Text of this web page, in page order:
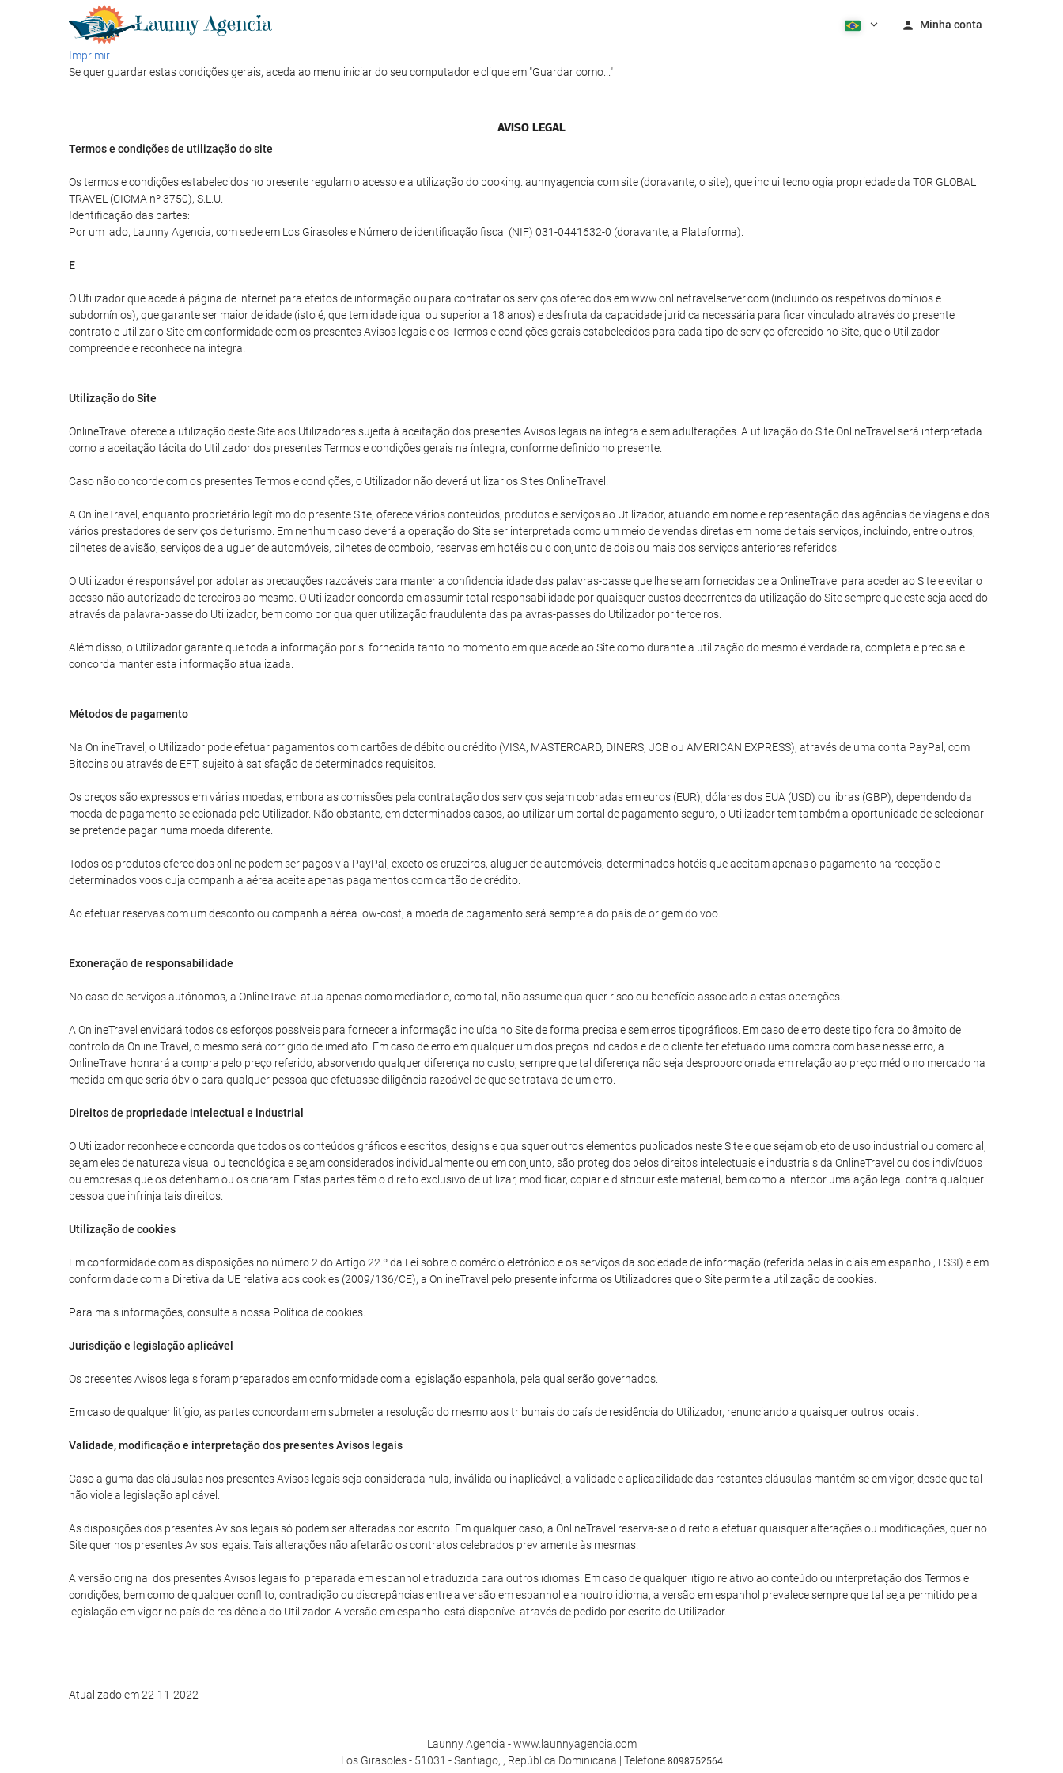
Minha conta
Imprimir
Se quer guardar estas condições gerais, aceda ao menu iniciar do seu computador e clique em "Guardar como..."
AVISO LEGAL
Termos e condições de utilização do site
Os termos e condições estabelecidos no presente regulam o acesso e a utilização do booking.launnyagencia.com site (doravante, o site), que inclui tecnologia propriedade da TOR GLOBAL
TRAVEL (CICMA nº 3750), S.L.U.
Identificação das partes:
Por um lado, Launny Agencia, com sede em Los Girasoles e Número de identificação fiscal (NIF) 031-0441632-0 (doravante, a Plataforma).
E
O Utilizador que acede à página de internet para efeitos de informação ou para contratar os serviços oferecidos em www.onlinetravelserver.com (incluindo os respetivos domínios e
subdomínios), que garante ser maior de idade (isto é, que tem idade igual ou superior a 18 anos) e desfruta da capacidade jurídica necessária para ficar vinculado através do presente
contrato e utilizar o Site em conformidade com os presentes Avisos legais e os Termos e condições gerais estabelecidos para cada tipo de serviço oferecido no Site, que o Utilizador
compreende e reconhece na íntegra.
Utilização do Site
OnlineTravel oferece a utilização deste Site aos Utilizadores sujeita à aceitação dos presentes Avisos legais na íntegra e sem adulterações. A utilização do Site OnlineTravel será interpretada
como a aceitação tácita do Utilizador dos presentes Termos e condições gerais na íntegra, conforme definido no presente.
Caso não concorde com os presentes Termos e condições, o Utilizador não deverá utilizar os Sites OnlineTravel.
A OnlineTravel, enquanto proprietário legítimo do presente Site, oferece vários conteúdos, produtos e serviços ao Utilizador, atuando em nome e representação das agências de viagens e dos
vários prestadores de serviços de turismo. Em nenhum caso deverá a operação do Site ser interpretada como um meio de vendas diretas em nome de tais serviços, incluindo, entre outros,
bilhetes de avisão, serviços de aluguer de automóveis, bilhetes de comboio, reservas em hotéis ou o conjunto de dois ou mais dos serviços anteriores referidos.
O Utilizador é responsável por adotar as precauções razoáveis para manter a confidencialidade das palavras-passe que lhe sejam fornecidas pela OnlineTravel para aceder ao Site e evitar o
acesso não autorizado de terceiros ao mesmo. O Utilizador concorda em assumir total responsabilidade por quaisquer custos decorrentes da utilização do Site sempre que este seja acedido
através da palavra-passe do Utilizador, bem como por qualquer utilização fraudulenta das palavras-passes do Utilizador por terceiros.
Além disso, o Utilizador garante que toda a informação por si fornecida tanto no momento em que acede ao Site como durante a utilização do mesmo é verdadeira, completa e precisa e
concorda manter esta informação atualizada.
Métodos de pagamento
Na OnlineTravel, o Utilizador pode efetuar pagamentos com cartões de débito ou crédito (VISA, MASTERCARD, DINERS, JCB ou AMERICAN EXPRESS), através de uma conta PayPal, com
Bitcoins ou através de EFT, sujeito à satisfação de determinados requisitos.
Os preços são expressos em várias moedas, embora as comissões pela contratação dos serviços sejam cobradas em euros (EUR), dólares dos EUA (USD) ou libras (GBP), dependendo da
moeda de pagamento selecionada pelo Utilizador. Não obstante, em determinados casos, ao utilizar um portal de pagamento seguro, o Utilizador tem também a oportunidade de selecionar
se pretende pagar numa moeda diferente.
Todos os produtos oferecidos online podem ser pagos via PayPal, exceto os cruzeiros, aluguer de automóveis, determinados hotéis que aceitam apenas o pagamento na receção e
determinados voos cuja companhia aérea aceite apenas pagamentos com cartão de crédito.
Ao efetuar reservas com um desconto ou companhia aérea low-cost, a moeda de pagamento será sempre a do país de origem do voo.
Exoneração de responsabilidade
No caso de serviços autónomos, a OnlineTravel atua apenas como mediador e, como tal, não assume qualquer risco ou benefício associado a estas operações.
A OnlineTravel envidará todos os esforços possíveis para fornecer a informação incluída no Site de forma precisa e sem erros tipográficos. Em caso de erro deste tipo fora do âmbito de
controlo da Online Travel, o mesmo será corrigido de imediato. Em caso de erro em qualquer um dos preços indicados e de o cliente ter efetuado uma compra com base nesse erro, a
OnlineTravel honrará a compra pelo preço referido, absorvendo qualquer diferença no custo, sempre que tal diferença não seja desproporcionada em relação ao preço médio no mercado na
medida em que seria óbvio para qualquer pessoa que efetuasse diligência razoável de que se tratava de um erro.
Direitos de propriedade intelectual e industrial
O Utilizador reconhece e concorda que todos os conteúdos gráficos e escritos, designs e quaisquer outros elementos publicados neste Site e que sejam objeto de uso industrial ou comercial,
sejam eles de natureza visual ou tecnológica e sejam considerados individualmente ou em conjunto, são protegidos pelos direitos intelectuais e industriais da OnlineTravel ou dos indivíduos
ou empresas que os detenham ou os criaram. Estas partes têm o direito exclusivo de utilizar, modificar, copiar e distribuir este material, bem como a interpor uma ação legal contra qualquer
pessoa que infrinja tais direitos.
Utilização de cookies
Em conformidade com as disposições no número 2 do Artigo 22.º da Lei sobre o comércio eletrónico e os serviços da sociedade de informação (referida pelas iniciais em espanhol, LSSI) e em
conformidade com a Diretiva da UE relativa aos cookies (2009/136/CE), a OnlineTravel pelo presente informa os Utilizadores que o Site permite a utilização de cookies.
Para mais informações, consulte a nossa Política de cookies.
Jurisdição e legislação aplicável
Os presentes Avisos legais foram preparados em conformidade com a legislação espanhola, pela qual serão governados.
Em caso de qualquer litígio, as partes concordam em submeter a resolução do mesmo aos tribunais do país de residência do Utilizador, renunciando a quaisquer outros locais .
Validade, modificação e interpretação dos presentes Avisos legais
Caso alguma das cláusulas nos presentes Avisos legais seja considerada nula, inválida ou inaplicável, a validade e aplicabilidade das restantes cláusulas mantém-se em vigor, desde que tal
não viole a legislação aplicável.
As disposições dos presentes Avisos legais só podem ser alteradas por escrito. Em qualquer caso, a OnlineTravel reserva-se o direito a efetuar quaisquer alterações ou modificações, quer no
Site quer nos presentes Avisos legais. Tais alterações não afetarão os contratos celebrados previamente às mesmas.
A versão original dos presentes Avisos legais foi preparada em espanhol e traduzida para outros idiomas. Em caso de qualquer litígio relativo ao conteúdo ou interpretação dos Termos e
condições, bem como de qualquer conflito, contradição ou discrepâncias entre a versão em espanhol e a noutro idioma, a versão em espanhol prevalece sempre que tal seja permitido pela
legislação em vigor no país de residência do Utilizador. A versão em espanhol está disponível através de pedido por escrito do Utilizador.
Atualizado em 22-11-2022
Launny Agencia - www.launnyagencia.com
Los Girasoles - 51031 - Santiago, , República Dominicana | Telefone 8098752564